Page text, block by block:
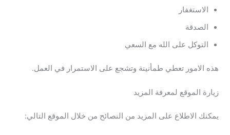
الاستغفار
الصدقة
التوكل على الله مع السعي
هذه الامور تعطي طمأنينة وتشجع على الاستمرار في العمل.
زيارة الموقع لمعرفة المزيد
يمكنك الاطلاع على المزيد من النصائح من خلال الموقع التالي: